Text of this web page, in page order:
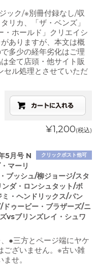
ック/※別冊付録なし/収
リカ、「ザ・ベンズ」
・ホールド」クリエイシ
ありますが、本文は概
多少の経年劣化はご理
全て店頭・他サイト販
セル処理とさせていただ
¥1,200(税込)
クリックポスト他可
5月号 N
マーリ
ブッシュ/柳ジョージ/スタ
ダ・ロンシュタット/ボ
・ヘンドリックス/パン
ゥービー・ブラザーズ/ニ
vsブリンズレイ・シュワ
●三方とページ端にヤケ
ございません。※古い雑
せ。